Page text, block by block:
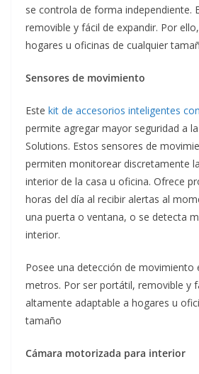
se controla de forma independiente.
removible y fácil de expandir. Por
hogares u oficinas de cualquier
Sensores de movimiento
Este kit de accesorios inteligentes
permite agregar mayor seguridad a
Solutions. Estos sensores de
permiten monitorear discretamente
interior de la casa u oficina. Ofrece
horas del día al recibir alertas al
una puerta o ventana, o se detecta
interior.
Posee una detección de movimiento
metros. Por ser portátil, removible y
altamente adaptable a hogares u
tamaño
Cámara motorizada para interior